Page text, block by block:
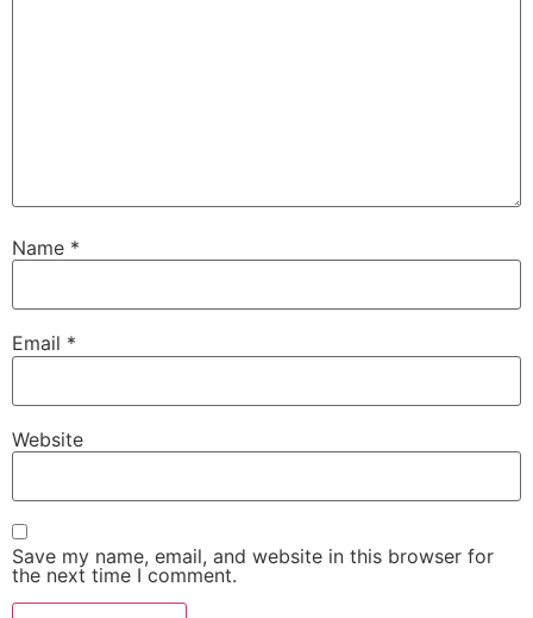
Name *
Email *
Website
Save my name, email, and website in this browser for
the next time I comment.